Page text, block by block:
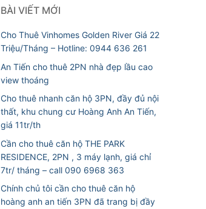
BÀI VIẾT MỚI
Cho Thuê Vinhomes Golden River Giá 22
Triệu/Tháng – Hotline: 0944 636 261
An Tiến cho thuê 2PN nhà đẹp lầu cao
view thoáng
Cho thuê nhanh căn hộ 3PN, đầy đủ nội
thất, khu chung cư Hoàng Anh An Tiến,
giá 11tr/th
Cần cho thuê căn hộ THE PARK
RESIDENCE, 2PN , 3 máy lạnh, giá chỉ
7tr/ tháng – call 090 6968 363
Chính chủ tôi cần cho thuê căn hộ
hoàng anh an tiến 3PN đã trang bị đầy